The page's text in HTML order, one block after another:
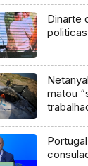
Dinarte
matou